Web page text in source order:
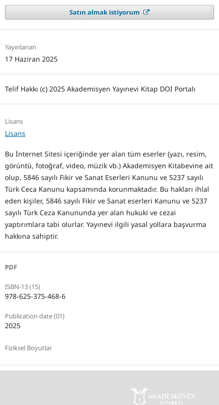
Satın almak istiyorum
Yayınlanan
17 Haziran 2025
Telif Hakkı (c) 2025 Akademisyen Yayınevi Kitap DOI Portalı
Lisans
Lisans
Bu İnternet Sitesi içeriğinde yer alan tüm eserler (yazı, resim,
görüntü, fotoğraf, video, müzik vb.) Akademisyen Kitabevine ait
olup, 5846 sayılı Fikir ve Sanat Eserleri Kanunu ve 5237 sayılı
Türk Ceca Kanunu kapsamında korunmaktadır. Bu hakları ihlal
eden kişiler, 5846 sayılı Fikir ve Sanat eserleri Kanunu ve 5237
sayılı Türk Ceza Kanununda yer alan hukuki ve cezai
yaptırımlara tabi olurlar. Yayınevi ilgili yasal yollara başvurma
hakkına sahiptir.
PDF
ISBN-13 (15)
978-625-375-468-6
Publication date (01)
2025
Fiziksel Boyutlar